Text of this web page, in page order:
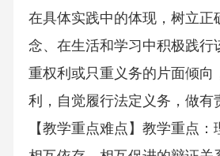
在具体实践中的体现，树立正
念、在生活和学习中积极践行
重权利或只重义务的片面倾向
利，自觉履行法定义务，做有
【教学重点难点】教学重点